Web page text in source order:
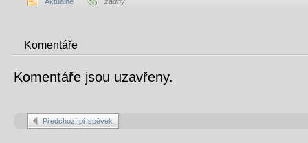
Komentáře
Komentáře jsou uzavřeny.
Předchozí příspěvek